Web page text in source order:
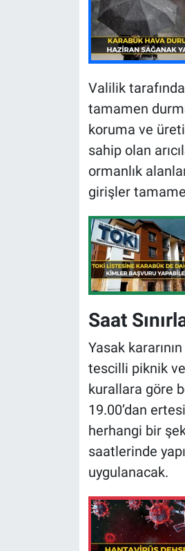
Valilik
tamamen
koruma ve
sahip olan
ormanlık
girişler
Saat
Yasak
tescilli piknik
kurallara göre
19.00’dan
herhangi bir
saatlerinde
uygulanacak.